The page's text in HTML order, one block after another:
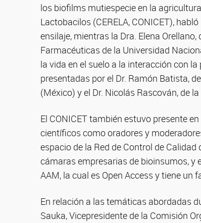
los biofilms mutiespecie en la
Lactobacilos (CERELA, CONICET),
ensilaje, mientras la Dra. Elena
Farmacéuticas de la Universidad
la vida en el suelo a la interacción con
presentadas por el Dr. Ramón Batista,
(México) y el Dr. Nicolás Rascován, de
El CONICET también estuvo presente
científicos como oradores y
espacio de la Red de Control de
cámaras empresarias de bioinsumos, y
AAM, la cual es Open Access y tiene un
En relación a las temáticas abordadas
Sauka, Vicepresidente de la Comisión